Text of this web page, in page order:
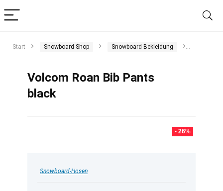
Start Snowboard Shop Snowboard-Bekleidung
Volcom Roan Bib Pants
black
- 26%
Snowboard-Hosen